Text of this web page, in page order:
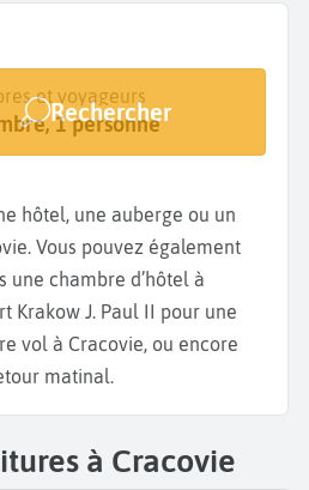
de votre séjour
et voyageurs
1 personne
Rechercher
hôtel, une auberge ou un
Vous pouvez également
une chambre d’hôtel à
Krakow J. Paul II pour une
vol à Cracovie, ou encore
matinal.
à Cracovie